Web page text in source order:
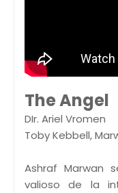
The Angel
DIr. Ariel Vromen
Toby Kebbell,
Ashraf Marwan
valioso de la